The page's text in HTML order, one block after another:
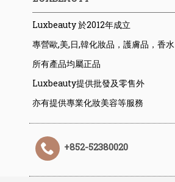
Luxbeauty 於2012年成立
專營歐,美,日,韓化妝品，護膚品，香水
所有產品均屬正品
Luxbeauty提供批發及零售外
亦有提供專業化妝美容等服務
+852-52380020